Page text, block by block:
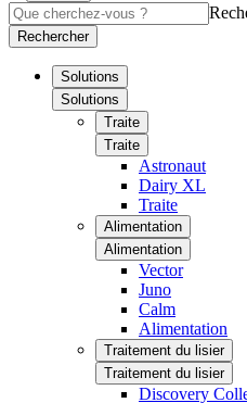
Rechercher
Solutions
Solutions
Traite
Traite
Astronaut
Dairy XL
Traite
Alimentation
Alimentation
Vector
Juno
Calm
Alimentation
Traitement du lisier
Traitement du lisier
Discovery